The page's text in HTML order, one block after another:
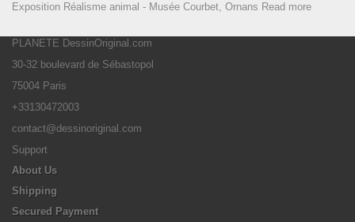
Exposition Réalisme animal - Musée Courbet, Ornans Read more
PLANETE DessinOriginal.com
30-32 boulevard de Sébastopol
75004 Paris
+33130472003
contact@dessinoriginal.com
Support
About Us
Shipping
Secured Payment